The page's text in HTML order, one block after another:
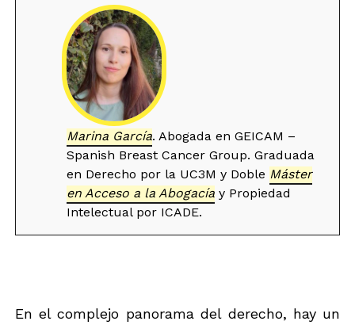
Marina García. Abogada en GEICAM –
Spanish Breast Cancer Group. Graduada
en Derecho por la UC3M y Doble Máster
en Acceso a la Abogacíay Propiedad
Intelectual por ICADE.
En el complejo panorama del derecho, hay un